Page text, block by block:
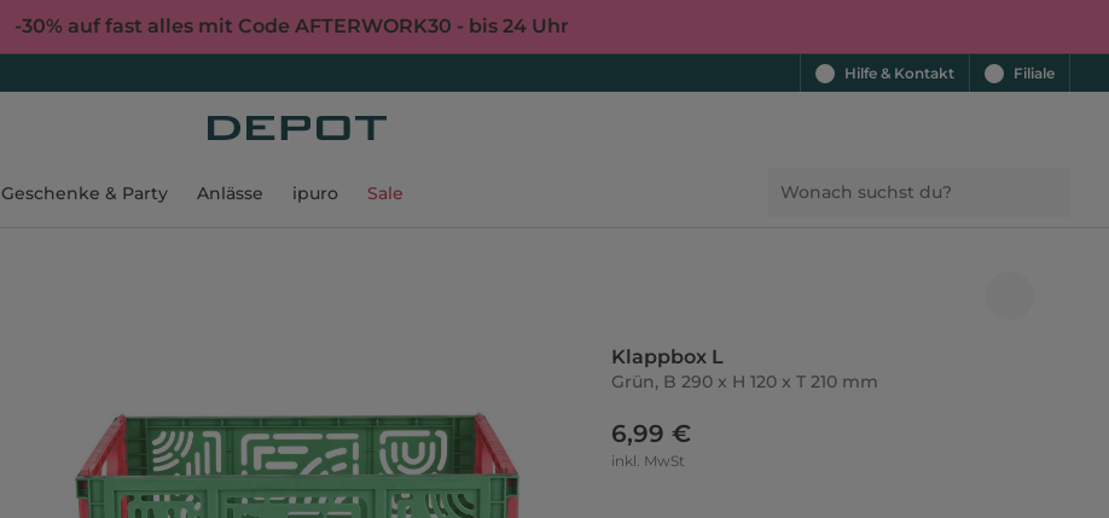
-30% auf fast alles mit Code AFTERWORK30 - bis 24 Uhr
Hilfe & Kontakt Filiale
Geschenke & Party Anlässe ipuro Sale
Klappbox L
Grün, B 290 x H 120 x T 210 mm
6,99 €
inkl. MwSt